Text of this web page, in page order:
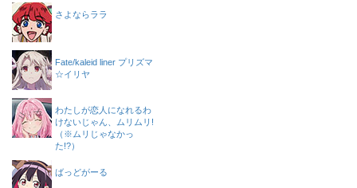
さよならララ
Fate/kaleid liner プリズマ
☆イリヤ
わたしが恋人になれるわ
けないじゃん、ムリムリ!
（※ムリじゃなかっ
た!?）
ばっどがーる